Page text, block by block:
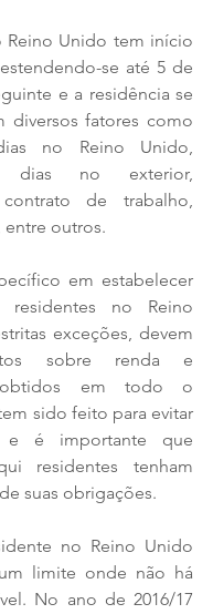
Reino Unido tem início
se até 5 de
e a residência se
diversos fatores como
no Reino Unido,
dias no exterior,
contrato de trabalho,
entre outros.
em estabelecer
residentes no Reino
exceções, devem
sobre renda e
obtidos em todo o
sido feito para evitar
e é importante que
residentes tenham
suas obrigações.
no Reino Unido
limite onde não há
No ano de 2016/17